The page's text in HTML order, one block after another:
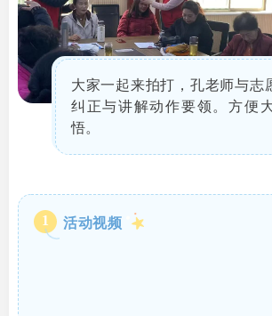
大家一起来拍打，孔老师与志
纠正与讲解动作要领。方便
悟。
1 活动视频